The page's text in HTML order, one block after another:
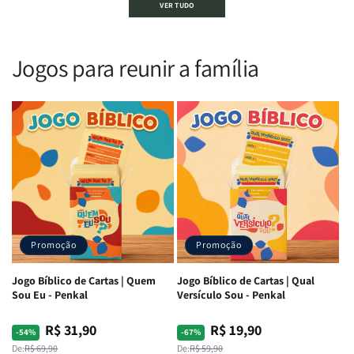
Almeida
Letra
Média
Full
Color
Brochura
Rei
Leão
Almeida
Letra
Média
&amp;
Full
Color
|
Brochura
|
Rei
Leão
PPM
|
|
Full
Color
Capa
Dura
Harpa
|
-
Cruz
Laranja
|
Full
Color
|
Capa
Dura
Harpa
|
-
Cruz
Laranja
VER TUDO
Jogos para reunir a família
Promoção
Jogo Bíblico de Cartas | Quem
Sou Eu - Penkal
-54%
Preço
De:R$ 69,90
PreçoR$ 31,90
Promoção
Jogo Bíblico de Cartas | Qual
Versículo Sou - Penkal
-67%
Preço
De:R$ 59,90
PreçoR$ 19,90